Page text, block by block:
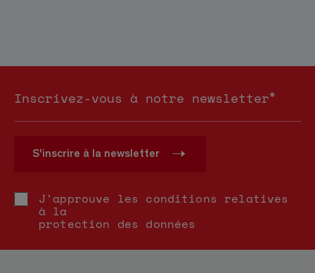
Inscrivez-vous à notre newsletter*
S'inscrire à la newsletter
J'approuve les conditions relatives
à la
protection des données